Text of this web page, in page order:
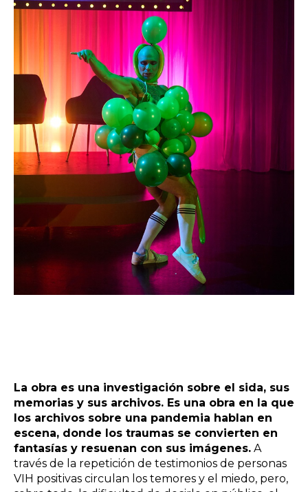
La obra es una investigación sobre el sida, sus
memorias y sus archivos. Es una obra en la que
los archivos sobre una pandemia hablan en
escena, donde los traumas se convierten en
fantasías y resuenan con sus imágenes. A
través de la repetición de testimonios de personas
VIH positivas circulan los temores y el miedo, pero,